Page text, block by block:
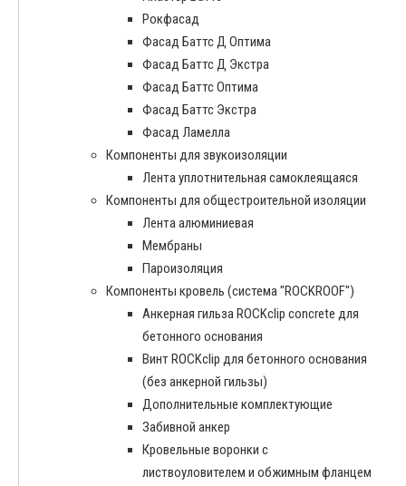
Рокфасад
Фасад Баттс Д Оптима
Фасад Баттс Д Экстра
Фасад Баттс Оптима
Фасад Баттс Экстра
Фасад Ламелла
Компоненты для звукоизоляции
Лента уплотнительная самоклеящаяся
Компоненты для общестроительной изоляции
Лента алюминиевая
Мембраны
Пароизоляция
Компоненты кровель (система "ROCKROOF")
Анкерная гильза ROCKclip concrete для
бетонного основания
Винт ROCKclip для бетонного основания
(без анкерной гильзы)
Дополнительные комплектующие
Забивной анкер
Кровельные воронки с
листвоуловителем и обжимным фланцем